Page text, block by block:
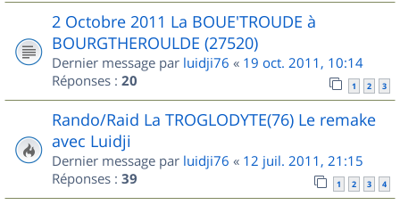
2 Octobre 2011 La BOUE'TROUDE à
BOURGTHEROULDE (27520)
Dernier message par luidji76 « 19 oct. 2011, 10:14
Réponses : 20 1 2 3
Rando/Raid La TROGLODYTE(76) Le remake
avec Luidji
Dernier message par luidji76 « 12 juil. 2011, 21:15
Réponses : 39 1 2 3 4